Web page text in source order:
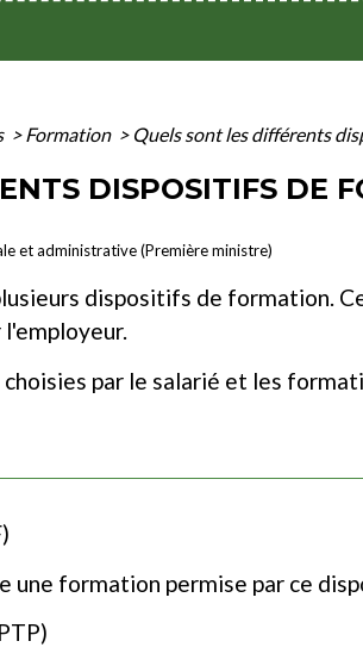
> Formation > Quels sont les différents
DISPOSITIFS DE
et administrative (Première ministre)
dispositifs de formation.
par le salarié et les
une formation permise par ce